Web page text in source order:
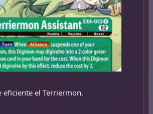
eficiente el Terriermon.